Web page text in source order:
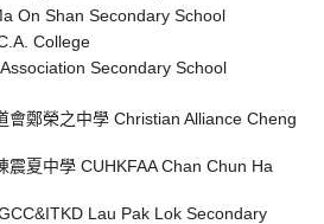
On Shan Secondary School
College
Secondary School
會鄭榮之中學 Christian Alliance Cheng
震夏中學 CUHKFAA Chan Chun Ha
Lau Pak Lok Secondary